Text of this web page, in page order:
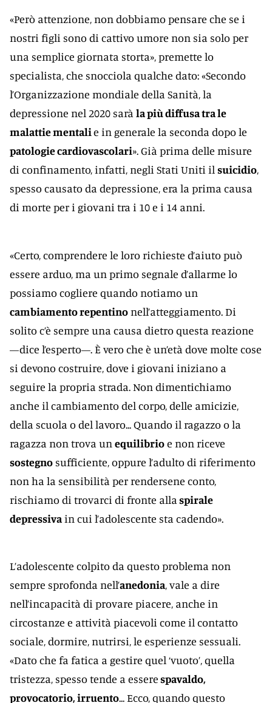
«Però attenzione, non dobbiamo pensare che se i
nostri figli sono di cattivo umore non sia solo per
una semplice giornata storta», premette lo
specialista, che snocciola qualche dato: «Secondo
l’Organizzazione mondiale della Sanità, la
depressione nel 2020 sarà la più diffusa tra le
malattie mentalie in generale la seconda dopo le
patologie cardiovascolari». Già prima delle misure
di confinamento, infatti, negli Stati Uniti il suicidio,
spesso causato da depressione, era la prima causa
di morte per i giovani tra i 10 e i 14 anni.
«Certo, comprendere le loro richieste d’aiuto può
essere arduo, ma un primo segnale d’allarme lo
possiamo cogliere quando notiamo un
cambiamento repentinonell’atteggiamento. Di
solito c’è sempre una causa dietro questa reazione
—dice l’esperto—. È vero che è un’età dove molte cose
si devono costruire, dove i giovani iniziano a
seguire la propria strada. Non dimentichiamo
anche il cambiamento del corpo, delle amicizie,
della scuola o del lavoro... Quando il ragazzo o la
ragazza non trova un equilibrioe non riceve
sostegno sufficiente, oppure l’adulto di riferimento
non ha la sensibilità per rendersene conto,
rischiamo di trovarci di fronte alla spirale
depressivain cui l’adolescente sta cadendo».
L’adolescente colpito da questo problema non
sempre sprofonda nell’anedonia, vale a dire
nell’incapacità di provare piacere, anche in
circostanze e attività piacevoli come il contatto
sociale, dormire, nutrirsi, le esperienze sessuali.
«Dato che fa fatica a gestire quel ‘vuoto’, quella
tristezza, spesso tende a esserespavaldo,
provocatorio, irruento... Ecco, quando questo